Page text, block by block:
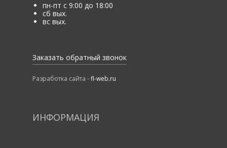
пн-пт с 9:00 до 18:00
сб вых.
вс вых.
Заказать обратный звонок
Разработка сайта -fl-web.ru
ИНФОРМАЦИЯ